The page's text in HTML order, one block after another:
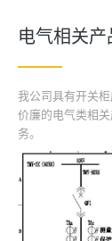
电气相关产
我公司具有开关
价廉的电气类相
务。